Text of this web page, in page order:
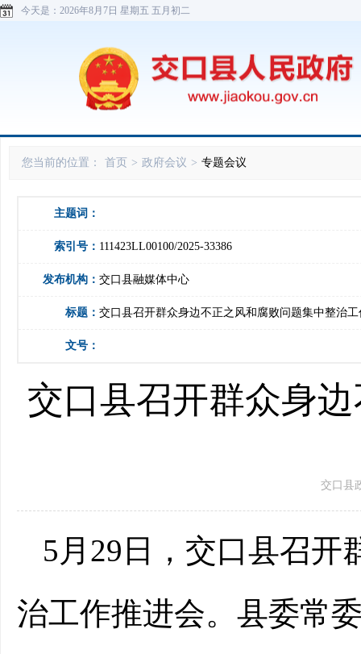
今天是： 2026年8月7日 星期五 五月初二
您当前的位置： 首页 > 政府会议 > 专题会议
主题词：
索引号： 111423LL00100/2025-33386
发布机构： 交口县融媒体中心
标题： 交口县召开群众身边不正之风和腐败问题集中整治
文号：
交口县召开群众身
交口县
5月29日，交口县召开
治工作推进会。县委常